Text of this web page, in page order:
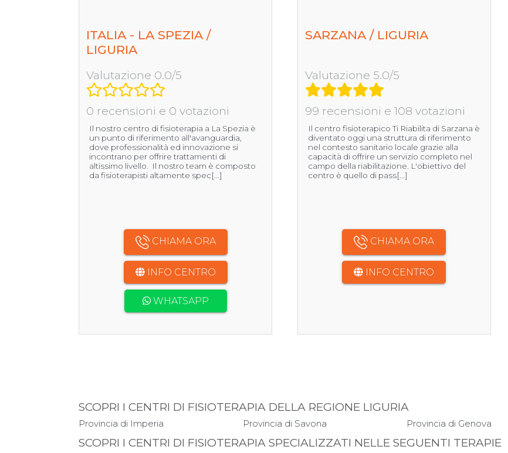
ITALIA - LA SPEZIA /
LIGURIA
Valutazione 0.0/5
0 recensioni e 0 votazioni
Il nostro centro di fisioterapia a La Spezia è
un punto di riferimento all'avanguardia,
dove professionalità ed innovazione si
incontrano per offrire trattamenti di
altissimo livello. Il nostro team è composto
da fisioterapisti altamente spec[...]
CHIAMA ORA
INFO CENTRO
WHATSAPP
SARZANA / LIGURIA
Valutazione 5.0/5
99 recensioni e 108 votazioni
Il centro fisioterapico Ti Riabilita di Sarzana è
diventato oggi una struttura di riferimento
nel contesto sanitario locale grazie alla
capacità di offrire un servizio completo nel
campo della riabilitazione. L'obiettivo del
centro è quello di pass[...]
CHIAMA ORA
INFO CENTRO
SCOPRI I CENTRI DI FISIOTERAPIA DELLA REGIONE LIGURIA
Provincia di Imperia Provincia di Savona Provincia di Genova
SCOPRI I CENTRI DI FISIOTERAPIA SPECIALIZZATI NELLE SEGUENTI TERAPIE